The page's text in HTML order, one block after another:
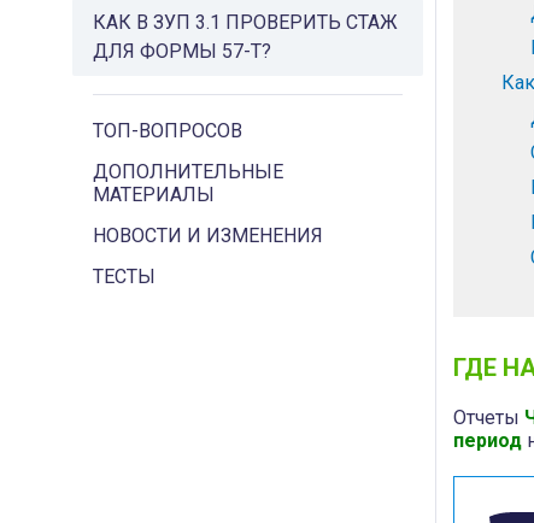
ГДЕ
Отчеты
период
КАК В ЗУП 3.1 ПРОВЕРИТЬ СТАЖ
ДЛЯ ФОРМЫ 57-Т?
ТОП-ВОПРОСОВ
ДОПОЛНИТЕЛЬНЫЕ
МАТЕРИАЛЫ
НОВОСТИ И ИЗМЕНЕНИЯ
ТЕСТЫ